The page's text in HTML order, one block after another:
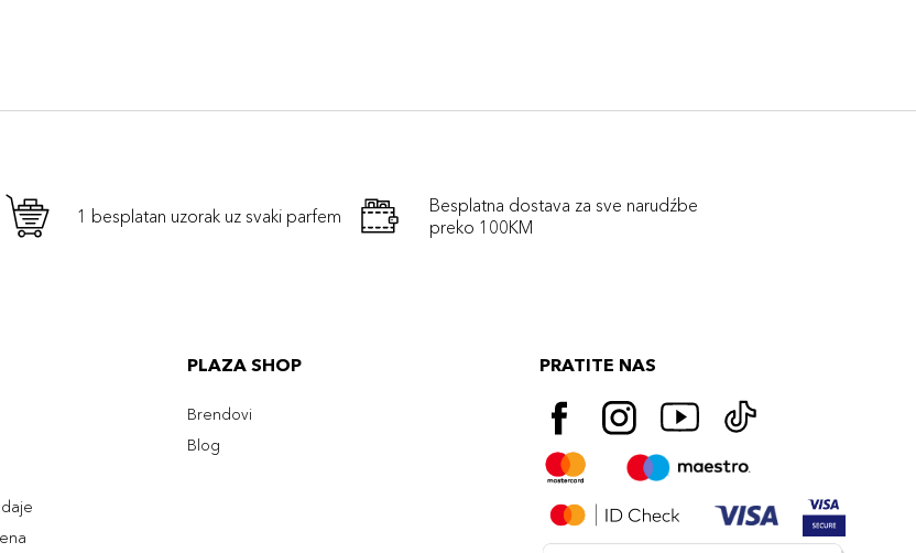
1 besplatan uzorak uz svaki parfem
Besplatna dostava za sve narudźbe
preko 100KM
PLAZA SHOP
Brendovi
Blog
PRATITE NAS